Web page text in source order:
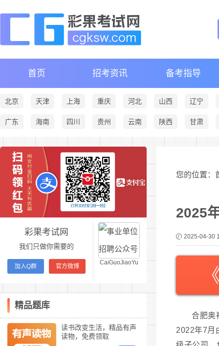
首页 招考资讯 备考指导
北京 天津 上海 重庆 河北 山西 辽宁
广东 海南 四川 贵州 云南 陕西 甘肃
彩果考试网
我们只做你需要的
加入Q群 官方微博
CaiGuoJiaoYu
精品题库
读书改变生活，精品有声
读物，免费领取
您的位置：
2025
2025-04-30
合肥奥
2022年7月